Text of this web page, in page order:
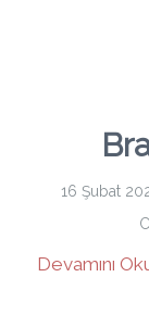
16 Şubat
Devamını